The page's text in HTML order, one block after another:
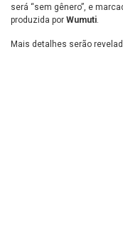
será “sem gênero”, e
produzida por Wumuti.
Mais detalhes serão